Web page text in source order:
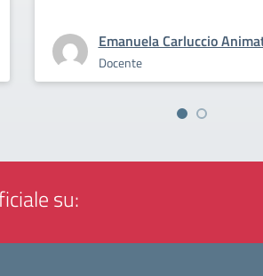
Emanuela Carluccio
Docente
su: